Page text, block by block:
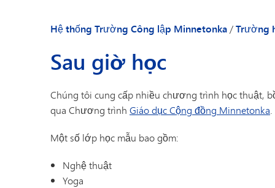
Niềm tin của
Tin tức trường
Danh bạ nhân viên
Hệ thống Trường Công lập Minnetonka/Trường
Sau giờ học
Chúng tôi cung cấp nhiều chương trình học thuật,
qua Chương trình Giáo dục Cộng đồng Minnetonka.
Một số lớp học mẫu bao gồm:
Nghệ thuật
Yoga